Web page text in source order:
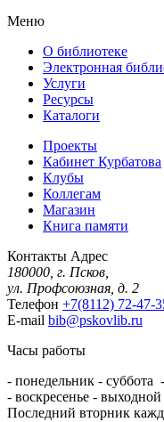
Меню
О библиотеке
Электронная
Услуги
Ресурсы
Каталоги
Проекты
Кабинет Курбатова
Клубы
Коллегам
Магазин
Книга памяти
Контакты Адрес
180000, г. Псков,
ул. Профсоюзная, д. 2
Телефон +7(8112) 72-47-
E-mail bib@pskovlib.ru
Часы работы
- понедельник - суббота
- воскресенье - выходной
Последний вторник